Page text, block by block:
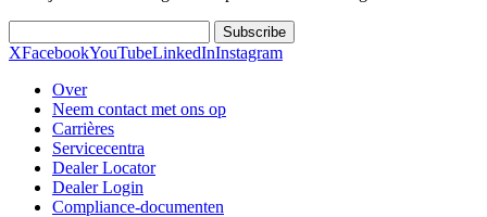
Subscribe
XFacebookYouTubeLinkedInInstagram
Over
Neem contact met ons op
Carrières
Servicecentra
Dealer Locator
Dealer Login
Compliance-documenten